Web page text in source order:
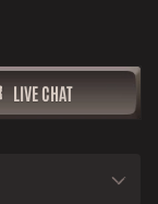
LIVE CHAT